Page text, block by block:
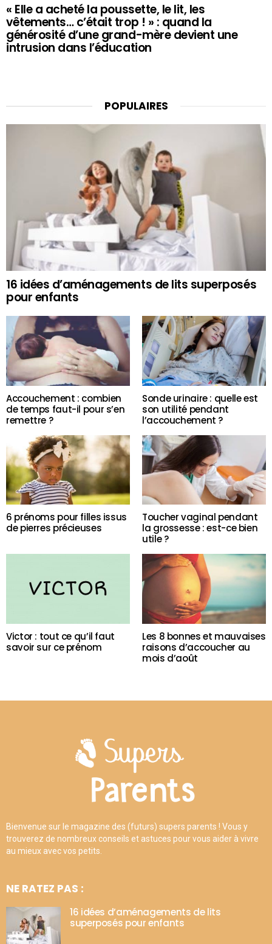
« Elle a acheté la poussette, le lit, les
vêtements… c’était trop ! » : quand la
générosité d’une grand-mère devient une
intrusion dans l’éducation
POPULAIRES
16 idées d’aménagements de lits superposés
pour enfants
Accouchement : combien
de temps faut-il pour s’en
remettre ?
Sonde urinaire : quelle est
son utilité pendant
l’accouchement ?
6 prénoms pour filles issus
de pierres précieuses
Toucher vaginal pendant
la grossesse : est-ce bien
utile ?
Victor : tout ce qu’il faut
savoir sur ce prénom
Les 8 bonnes et mauvaises
raisons d’accoucher au
mois d’août
Bienvenue sur le magazine des (futurs) supers parents ! Vous y
trouverez de nombreux conseils et astuces pour vous aider à vivre
au mieux avec vos petits.
NE RATEZ PAS :
16 idées d’aménagements de lits
superposés pour enfants